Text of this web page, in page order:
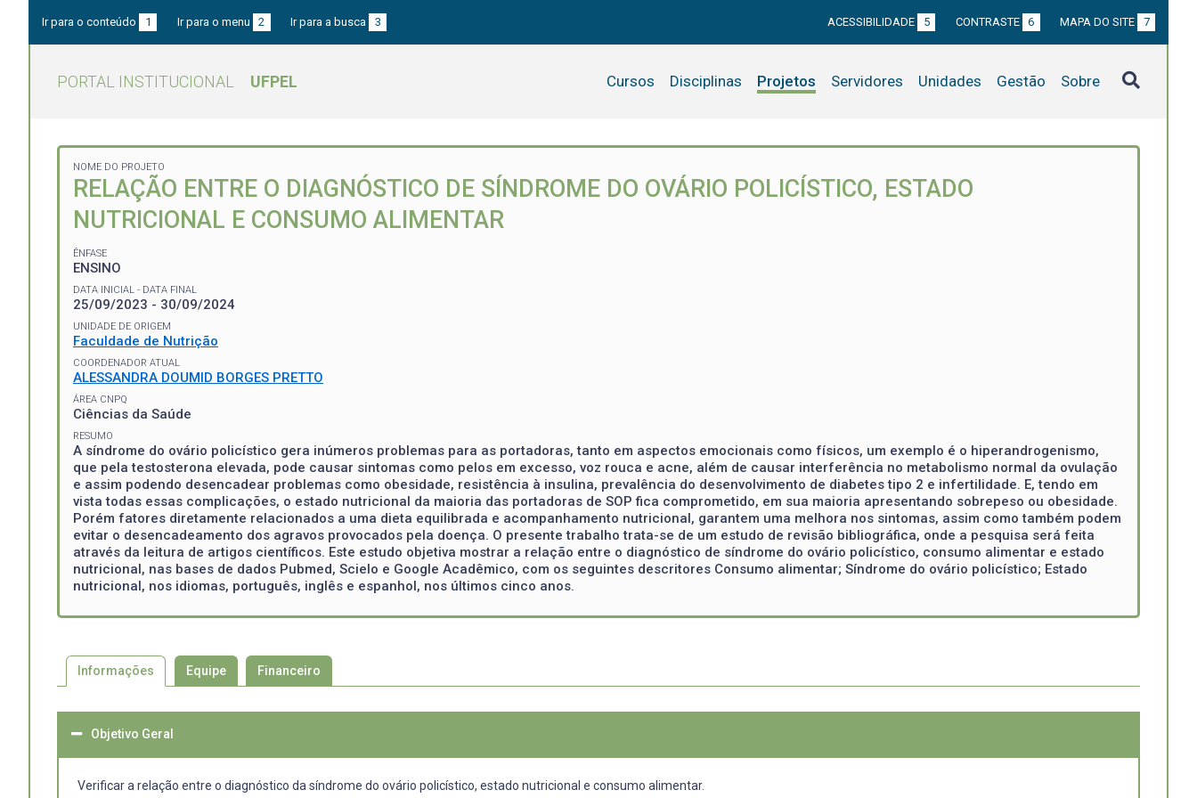
Ir para o conteúdo 1 Ir para o menu 2 Ir para a busca 3 ACESSIBILIDADE 5 CONTRASTE 6 MAPA DO SITE 7
PORTAL INSTITUCIONAL UFPEL Cursos Disciplinas Projetos Servidores Unidades Gestão Sobre
NOME DO PROJETO
RELAÇÃO ENTRE O DIAGNÓSTICO DE SÍNDROME DO OVÁRIO POLICÍSTICO, ESTADO
NUTRICIONAL E CONSUMO ALIMENTAR
ÊNFASE
ENSINO
DATA INICIAL - DATA FINAL
25/09/2023 - 30/09/2024
UNIDADE DE ORIGEM
Faculdade de Nutrição
COORDENADOR ATUAL
ALESSANDRA DOUMID BORGES PRETTO
ÁREA CNPQ
Ciências da Saúde
RESUMO
A síndrome do ovário policístico gera inúmeros problemas para as portadoras, tanto em aspectos emocionais como físicos, um exemplo é o hiperandrogenismo,
que pela testosterona elevada, pode causar sintomas como pelos em excesso, voz rouca e acne, além de causar interferência no metabolismo normal da ovulação
e assim podendo desencadear problemas como obesidade, resistência à insulina, prevalência do desenvolvimento de diabetes tipo 2 e infertilidade. E, tendo em
vista todas essas complicações, o estado nutricional da maioria das portadoras de SOP fica comprometido, em sua maioria apresentando sobrepeso ou obesidade.
Porém fatores diretamente relacionados a uma dieta equilibrada e acompanhamento nutricional, garantem uma melhora nos sintomas, assim como também podem
evitar o desencadeamento dos agravos provocados pela doença. O presente trabalho trata-se de um estudo de revisão bibliográfica, onde a pesquisa será feita
através da leitura de artigos científicos. Este estudo objetiva mostrar a relação entre o diagnóstico de síndrome do ovário policístico, consumo alimentar e estado
nutricional, nas bases de dados Pubmed, Scielo e Google Acadêmico, com os seguintes descritores Consumo alimentar; Síndrome do ovário policístico; Estado
nutricional, nos idiomas, português, inglês e espanhol, nos últimos cinco anos.
Informações Equipe Financeiro
Objetivo Geral
Verificar a relação entre o diagnóstico da síndrome do ovário policístico, estado nutricional e consumo alimentar.